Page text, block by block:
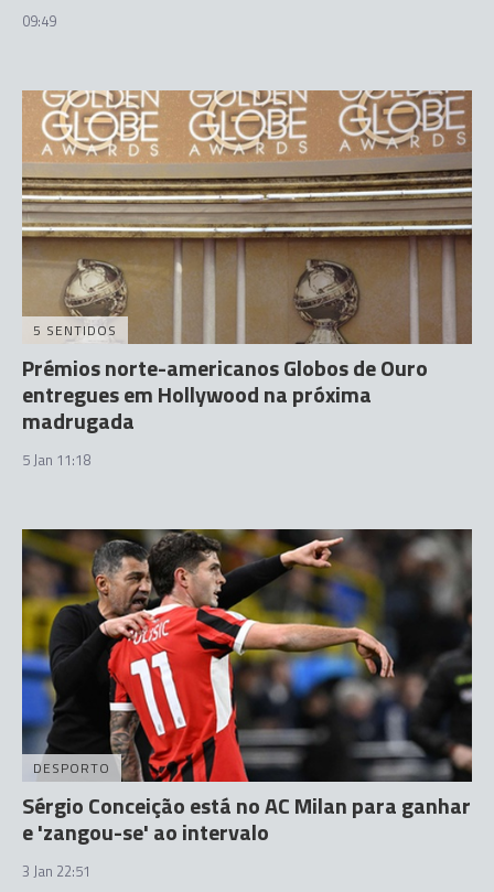
09:49
5 SENTIDOS
Prémios norte-americanos Globos de Ouro
entregues em Hollywood na próxima
madrugada
5 Jan 11:18
DESPORTO
Sérgio Conceição está no AC Milan para ganhar
e 'zangou-se' ao intervalo
3 Jan 22:51